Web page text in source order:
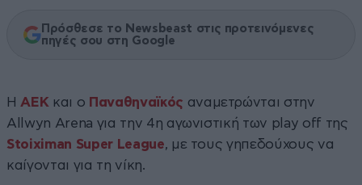
Πρόσθεσε το Newsbeast στις προτεινόμενες
πηγές σου στη Google
Η ΑΕΚ και ο Παναθηναϊκός αναμετρώνται στην
Allwyn Arena για την 4η αγωνιστική των play off της
Stoiximan Super League, με τους γηπεδούχους να
καίγονται για τη νίκη.